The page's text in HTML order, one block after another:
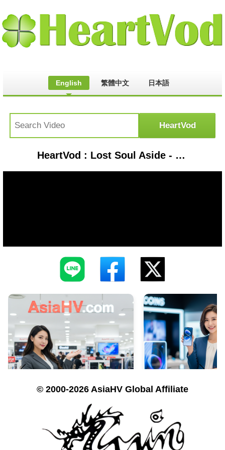
English 繁體中文 日本語
HeartVod : Lost Soul Aside - #lostsoulaside
© 2000-2026 AsiaHV Global Affiliate